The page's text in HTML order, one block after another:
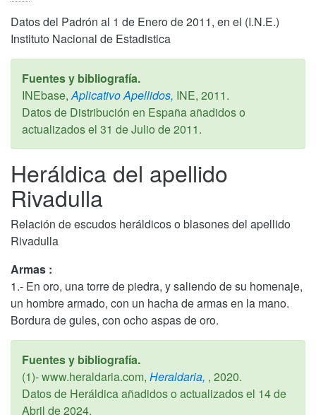
Datos del Padrón al 1 de Enero de 2011, en el (I.N.E.)
Instituto Nacional de Estadistica
Fuentes y bibliografía.
INEbase, Aplicativo Apellidos, INE, 2011.
Datos de Distribución en España añadidos o
actualizados el 31 de Julio de 2011.
Heráldica del apellido
Rivadulla
Relación de escudos heráldicos o blasones del apellido
Rivadulla
Armas :
1.- En oro, una torre de piedra, y saliendo de su homenaje,
un hombre armado, con un hacha de armas en la mano.
Bordura de gules, con ocho aspas de oro.
Fuentes y bibliografía.
(1)- www.heraldaria.com, Heraldaria, , 2020.
Datos de Heráldica añadidos o actualizados el 14 de
Abril de 2024.